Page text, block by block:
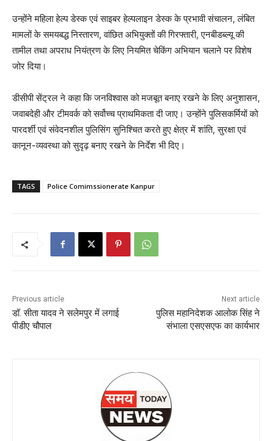
उन्होंने महिला हेल्प डेस्क एवं साइबर हेल्पलाइन डेस्क के प्रभावी संचालन, लंबित
मामलों के समयबद्ध निस्तारण, वांछित अभियुक्तों की गिरफ्तारी, एनबीडब्ल्यू की
तामील तथा अपराध नियंत्रण के लिए नियमित चेकिंग अभियान चलाने पर विशेष
जोर दिया।
डीसीपी सेंट्रल ने कहा कि जनविश्वास को मजबूत बनाए रखने के लिए अनुशासन,
जवाबदेही और टीमवर्क को सर्वोच्च प्राथमिकता दी जाए। उन्होंने पुलिसकर्मियों को
पारदर्शी एवं संवेदनशील पुलिसिंग सुनिश्चित करते हुए क्षेत्र में शांति, सुरक्षा एवं
कानून-व्यवस्था को सुदृढ़ बनाए रखने के निर्देश भी दिए।
TAGS Police Comimssionerate Kanpur
Previous article
डॉ. सीता यादव ने सलेमपुर में लगाई
पीडीए चौपाल
Next article
पुलिस महानिदेशक आलोक सिंह ने
संभाला एसएसएफ का कार्यभार